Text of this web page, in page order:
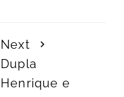
Next
Dupla
Henrique e